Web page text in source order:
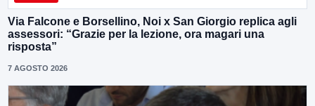
Via Falcone e Borsellino, Noi x San Giorgio replica agli
assessori: “Grazie per la lezione, ora magari una
risposta”
7 AGOSTO 2026